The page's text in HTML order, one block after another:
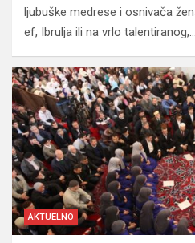
ljubuške medrese i osnivača
ef, Ibrulja ili na vrlo talentiranog,…
AKTUELNO